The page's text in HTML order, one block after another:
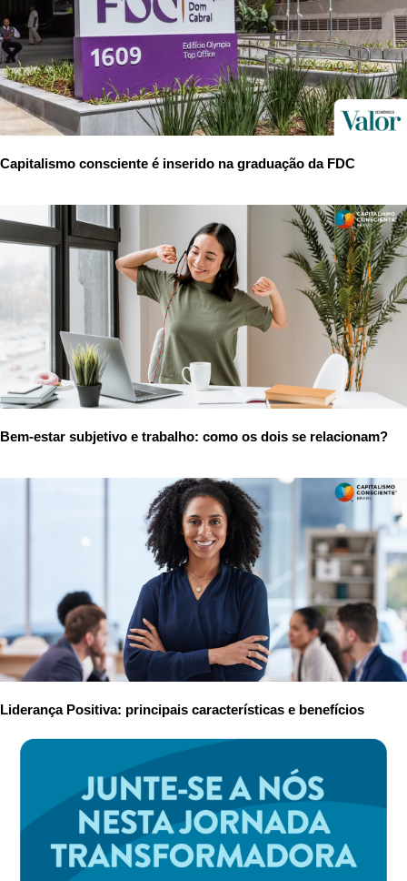
Capitalismo consciente é inserido na graduação da FDC
Bem-estar subjetivo e trabalho: como os dois se relacionam?
Liderança Positiva: principais características e benefícios